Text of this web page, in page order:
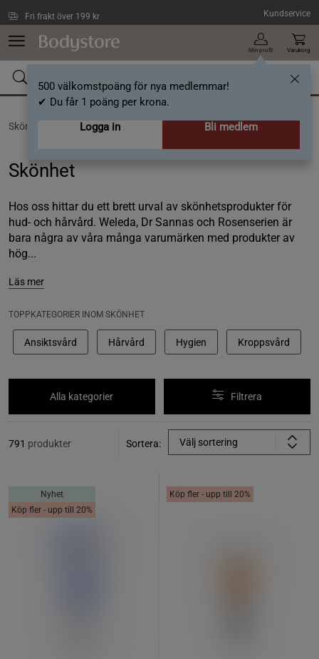
Fri frakt över 199 kr Kundservice
Min profil
500 välkomstpoäng för nya medlemmar!
✔ Du får 1 poäng per krona.
Logga in
Bli medlem
Varukorg
Skönhet
Skönhet
Hos oss hittar du ett brett urval av skönhetsprodukter för
hud- och hårvård. Weleda, Dr Sannas och Rosenserien är
bara några av våra många varumärken med produkter av
hög...
Läs mer
TOPPKATEGORIER INOM SKÖNHET
Ansiktsvård Hårvård Hygien Kroppsvård
Alla kategorier Filtrera
791 produkter Sortera: Välj sortering
Nyhet
Köp fler - upp till 20%
Köp fler - upp till 20%